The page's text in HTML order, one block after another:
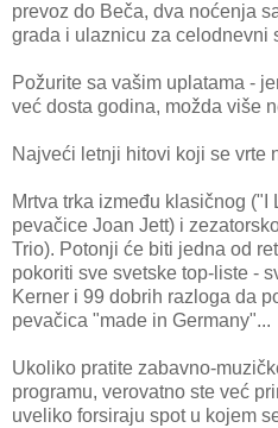
prevoz do Beča, dva noćenja
grada i ulaznicu za celodnevni
Požurite sa vašim uplatama -
već dosta godina, možda više
Najveći letnji hitovi koji se vrte
Mrtva trka između klasičnog ("I
pevačice Joan Jett) i
Trio). Potonji će biti jedna od
pokoriti sve svetske top-liste -
Kerner i 99 dobrih razloga da
pevačica "made in Germany"...
Ukoliko pratite zabavno-
programu, verovatno ste već
uveliko forsiraju spot u kojem